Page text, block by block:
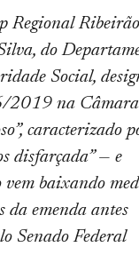
Regional
do
Social,
2019 na
caracterizado
disfarçada”— e
vem baixando
da emenda antes
Senado Federal